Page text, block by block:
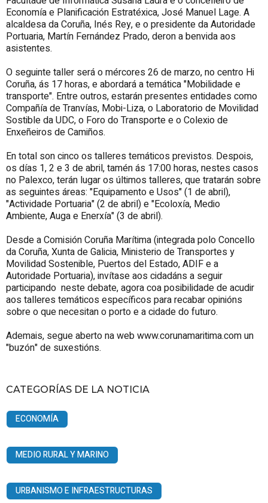
Economía e Planificación Estratéxica, José Manuel Lage. A
alcaldesa da Coruña, Inés Rey, e o presidente da Autoridade
Portuaria, Martín Fernández Prado, deron a benvida aos
asistentes.
O seguinte taller será o mércores 26 de marzo, no centro Hi
Coruña, ás 17 horas, e abordará a temática "Mobilidade e
transporte". Entre outros, estarán presentes entidades como
Compañía de Tranvías, Mobi-Liza, o Laboratorio de Movilidad
Sostible da UDC, o Foro do Transporte e o Colexio de
Enxeñeiros de Camiños.
En total son cinco os talleres temáticos previstos. Despois,
os días 1, 2 e 3 de abril, tamén ás 17:00 horas, nestes casos
no Palexco, terán lugar os últimos talleres, que tratarán sobre
as seguintes áreas: "Equipamento e Usos" (1 de abril),
"Actividade Portuaria" (2 de abril) e "Ecoloxía, Medio
Ambiente, Auga e Enerxía" (3 de abril).
Desde a Comisión Coruña Marítima (integrada polo Concello
da Coruña, Xunta de Galicia, Ministerio de Transportes y
Movilidad Sostenible, Puertos del Estado, ADIF e a
Autoridade Portuaria), invítase aos cidadáns a seguir
participando neste debate, agora coa posibilidade de acudir
aos talleres temáticos específicos para recabar opinións
sobre o que necesitan o porto e a cidade do futuro.
Ademais, segue aberto na web www.corunamaritima.com un
"buzón" de suxestións.
CATEGORÍAS DE LA NOTICIA
ECONOMÍA
MEDIO RURAL Y MARINO
URBANISMO E INFRAESTRUCTURAS